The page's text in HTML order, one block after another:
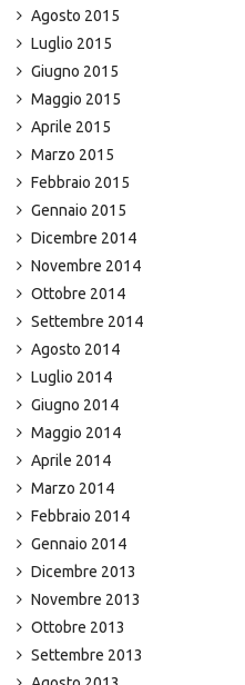
Agosto 2015
Luglio 2015
Giugno 2015
Maggio 2015
Aprile 2015
Marzo 2015
Febbraio 2015
Gennaio 2015
Dicembre 2014
Novembre 2014
Ottobre 2014
Settembre 2014
Agosto 2014
Luglio 2014
Giugno 2014
Maggio 2014
Aprile 2014
Marzo 2014
Febbraio 2014
Gennaio 2014
Dicembre 2013
Novembre 2013
Ottobre 2013
Settembre 2013